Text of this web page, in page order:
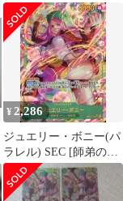
ボニー［パラレル］
（Hashimoto Q） SEC
OP12-118 ブースターパ
ック 師弟の絆 トレカ
TCG 219
¥2,286
ジュエリー・ボニー(パ
ラレル) SEC [師弟の絆]
OP12-118 傷有り ワン
ピースカードゲーム